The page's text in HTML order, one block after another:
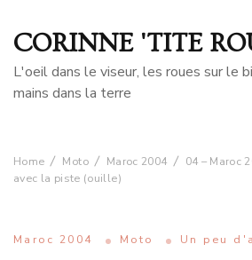
CORINNE 'TITE
L'oeil dans le viseur, les roues sur le
mains dans la terre
Home Moto Maroc 2004
04 – Maroc
avec la piste (ouille)
Maroc 2004 Moto Un peu